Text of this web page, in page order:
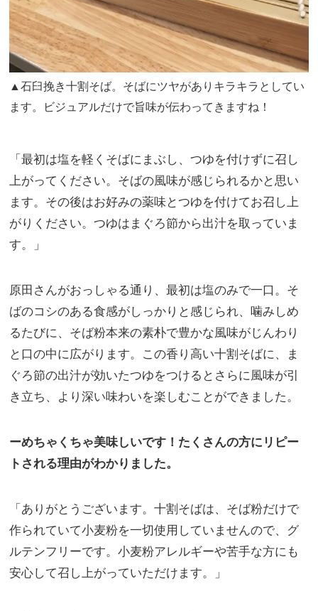
▲石臼挽き十割そば。そばにツヤがありキラキラとしてい
ます。ビジュアルだけで旨味が伝わってきますね！
「最初は塩を軽くそばにまぶし、つゆを付けずに召し
上がってください。そばの風味が感じられるかと思い
ます。その後はお好みの薬味とつゆを付けてお召し上
がりください。つゆはまぐろ節から出汁を取っていま
す。」
原田さんがおっしゃる通り、最初は塩のみで一口。そ
ばのコシのある食感がしっかりと感じられ、噛みしめ
るたびに、そば粉本来の素朴で豊かな風味がじんわり
と口の中に広がります。この香り高い十割そばに、ま
ぐろ節の出汁が効いたつゆをつけるとさらに風味が引
き立ち、より深い味わいを楽しむことができました。
ーめちゃくちゃ美味しいです！たくさんの方にリピー
トされる理由がわかりました。
「ありがとうございます。十割そばは、そば粉だけで
作られていて小麦粉を一切使用していませんので、グ
ルテンフリーです。小麦粉アレルギーや苦手な方にも
安心して召し上がっていただけます。」